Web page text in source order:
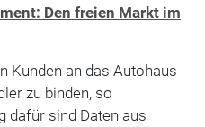
Den freien Markt im
Kunden an das Autohaus
zu binden, so
dafür sind Daten aus